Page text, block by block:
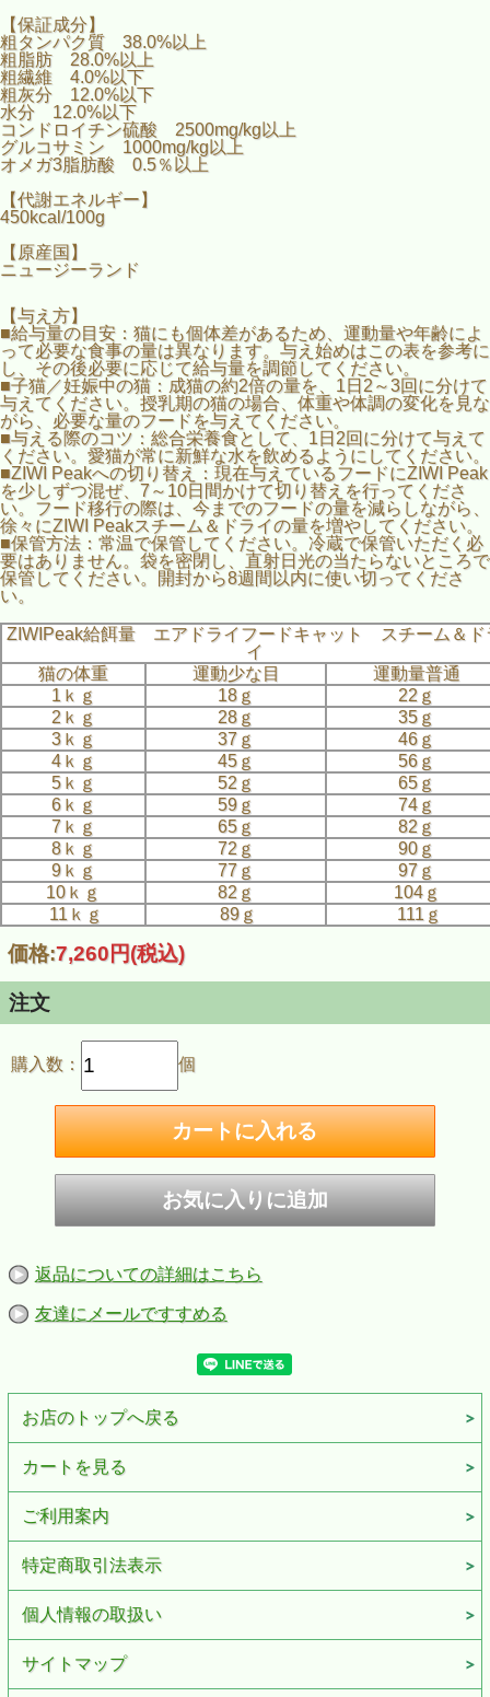
【保証成分】
粗タンパク質 38.0%以上
粗脂肪 28.0%以上
粗繊維 4.0%以下
粗灰分 12.0%以下
水分 12.0%以下
コンドロイチン硫酸 2500mg/kg以上
グルコサミン 1000mg/kg以上
オメガ3脂肪酸 0.5％以上
【代謝エネルギー】
450kcal/100g
【原産国】
ニュージーランド
【与え方】
■給与量の目安：猫にも個体差があるため、運動量や年齢によ
って必要な食事の量は異なります。与え始めはこの表を参考に
し、その後必要に応じて給与量を調節してください。
■子猫／妊娠中の猫：成猫の約2倍の量を、1日2～3回に分けて
与えてください。授乳期の猫の場合、体重や体調の変化を見な
がら、必要な量のフードを与えてください。
■与える際のコツ：総合栄養食として、1日2回に分けて与えて
ください。愛猫が常に新鮮な水を飲めるようにしてください。
■ZIWI Peakへの切り替え：現在与えているフードにZIWI Peak
を少しずつ混ぜ、7～10日間かけて切り替えを行ってくださ
い。フード移行の際は、今までのフードの量を減らしながら、
徐々にZIWI Peakスチーム＆ドライの量を増やしてください。
■保管方法：常温で保管してください。冷蔵で保管いただく必
要はありません。袋を密閉し、直射日光の当たらないところで
保管してください。開封から8週間以内に使い切ってくださ
い。
ZIWIPeak給餌量 エアドライフードキャット スチーム＆ド
イ
猫の体重
運動少な目
運動量普通
1ｋｇ
18ｇ
22ｇ
2ｋｇ
28ｇ
35ｇ
3ｋｇ
37ｇ
46ｇ
4ｋｇ
45ｇ
56ｇ
5ｋｇ
52ｇ
65ｇ
6ｋｇ
59ｇ
74ｇ
7ｋｇ
65ｇ
82ｇ
8ｋｇ
72ｇ
90ｇ
9ｋｇ
77ｇ
97ｇ
10ｋｇ
82ｇ
104ｇ
11ｋｇ
89ｇ 111ｇ
価格:7,260円(税込)
注文
購入数： 個
返品についての詳細はこちら
友達にメールですすめる
お店のトップへ戻る
カートを見る
ご利用案内
特定商取引法表示
個人情報の取扱い
サイトマップ